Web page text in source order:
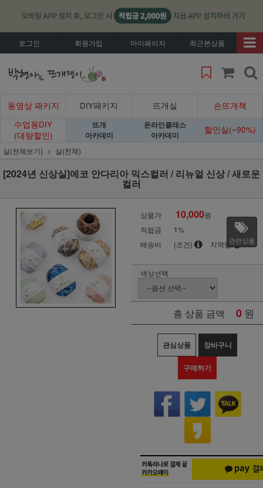
로그인 회원가입 마이페이지 최근본상품
동영상 패키지 DIY패키지 뜨개실
손뜨개책
수업용DIY
(대량할인)
뜨개
아카데미
온라인클래스
아카데미
할인실(~90%)
실(전체보기) 실(전체)
[2024년 신상실]에코 안다리아 믹스컬러 / 리뉴얼 신상 / 새로운
컬러
상품가 10,000원
적립금
1%
배송비
(조건) 지역별관련상품
색상선택
총 상품 금액 0 원
관심상품 장바구니
구매하기